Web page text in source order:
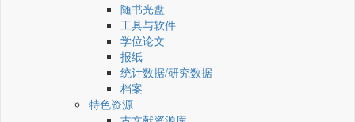
随书光盘
工具与软件
学位论文
报纸
统计数据/研究数据
档案
特色资源